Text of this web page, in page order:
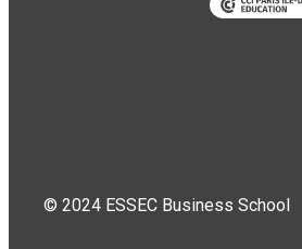
© 2024 ESSEC Business School